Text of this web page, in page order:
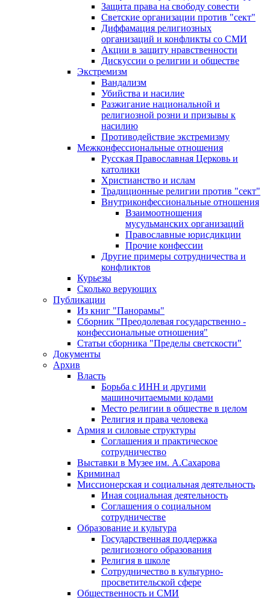
Защита права на свободу совести
Светские организации против "сект"
Диффамация религиозных
организаций и конфликты со СМИ
Акции в защиту нравственности
Дискуссии о религии и обществе
Экстремизм
Вандализм
Убийства и насилие
Разжигание национальной и
религиозной розни и призывы к
насилию
Противодействие экстремизму
Межконфессиональные отношения
Русская Православная Церковь и
католики
Христианство и ислам
Традиционные религии против "сект"
Внутриконфессиональные отношения
Взаимоотношения
мусульманских организаций
Православные юрисдикции
Прочие конфессии
Другие примеры сотрудничества и
конфликтов
Курьезы
Сколько верующих
Публикации
Из книг "Панорамы"
Сборник "Преодолевая государственно -
конфессиональные отношения"
Статьи сборника "Пределы светскости"
Документы
Архив
Власть
Борьба с ИНН и другими
машиночитаемыми кодами
Место религии в обществе в целом
Религия и права человека
Армия и силовые структуры
Соглашения и практическое
сотрудничество
Выставки в Музее им. А.Сахарова
Криминал
Миссионерская и социальная деятельность
Иная социальная деятельность
Соглашения о социальном
сотрудничестве
Образование и культура
Государственная поддержка
религиозного образования
Религия в школе
Сотрудничество в культурно-
просветительской сфере
Общественность и СМИ